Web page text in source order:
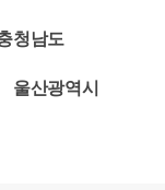
따른 소규모재
을 포함한다)
대체주택C 양
도하는 경우로
파트로 임대
.부터 3년 이
양도하는 경
가 남아있는
청남도
울산광역시